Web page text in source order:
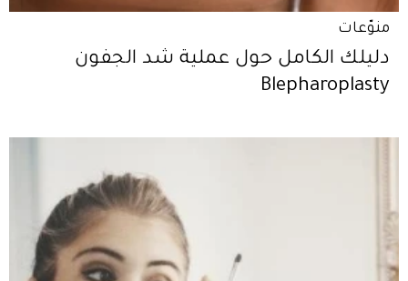
منوّعات
دليلك الكامل حول عملية شد الجفون
Blepharoplasty